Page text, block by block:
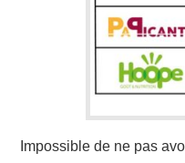
Impossible de ne pas